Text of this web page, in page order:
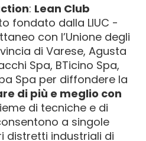
: Lean Club
fondato dalla LIUC -
con l’Unione degli
di Varese, Agusta
Spa, BTicino Spa,
Spa per diffondere la
di più e meglio con
di tecniche e di
a singole
distretti industriali di